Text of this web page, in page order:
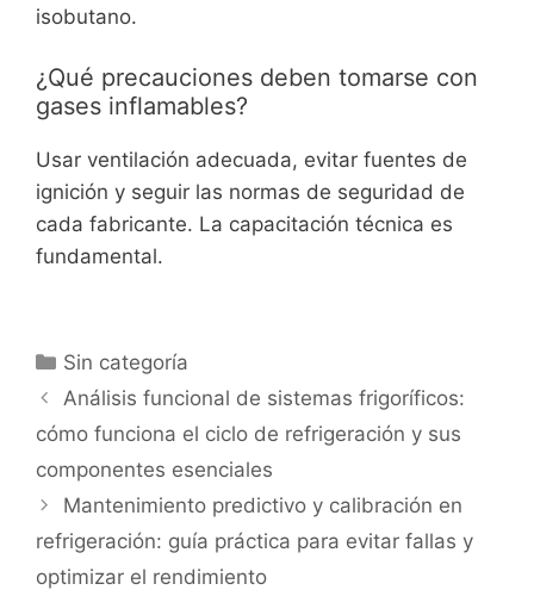
isobutano.
¿Qué precauciones deben tomarse con
gases inflamables?
Usar ventilación adecuada, evitar fuentes de
ignición y seguir las normas de seguridad de
cada fabricante. La capacitación técnica es
fundamental.
Categorías
Sin categoría
Análisis funcional de sistemas frigoríficos:
cómo funciona el ciclo de refrigeración y sus
componentes esenciales
Mantenimiento predictivo y calibración en
refrigeración: guía práctica para evitar fallas y
optimizar el rendimiento